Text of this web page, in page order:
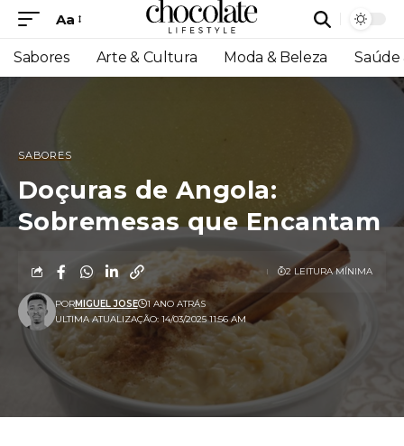
Aa
Sabores Arte & Cultura Moda & Beleza Saúde
SABORES
Doçuras de Angola:
Sobremesas que Encantam
ULTIMA ATUALIZAÇÃO: 14/03/2025 11:56 AM
PORMIGUEL JOSE 1 ANO ATRÁS
2 LEITURA MÍNIMA